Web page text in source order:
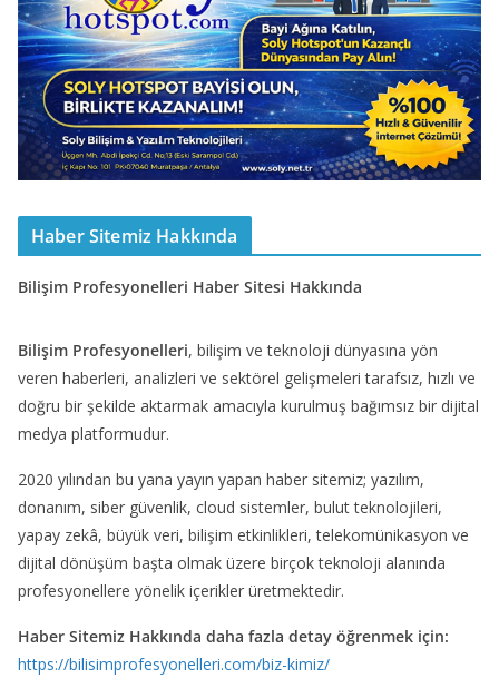
Haber Sitemiz Hakkında
Bilişim Profesyonelleri Haber Sitesi Hakkında
Bilişim Profesyonelleri, bilişim ve teknoloji dünyasına yön
veren haberleri, analizleri ve sektörel gelişmeleri tarafsız, hızlı ve
doğru bir şekilde aktarmak amacıyla kurulmuş bağımsız bir dijital
medya platformudur.
2020 yılından bu yana yayın yapan haber sitemiz; yazılım,
donanım, siber güvenlik, cloud sistemler, bulut teknolojileri,
yapay zekâ, büyük veri, bilişim etkinlikleri, telekomünikasyon ve
dijital dönüşüm başta olmak üzere birçok teknoloji alanında
profesyonellere yönelik içerikler üretmektedir.
Haber Sitemiz Hakkında daha fazla detay öğrenmek için:
https://bilisimprofesyonelleri.com/biz-kimiz/